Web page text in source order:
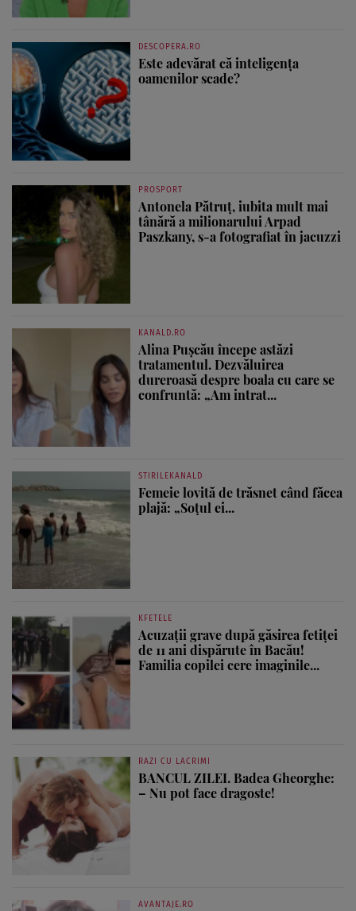
DESCOPERA.RO
Este adevărat că inteligența
oamenilor scade?
PROSPORT
Antonela Pătruț, iubita mult mai
tânără a milionarului Arpad
Paszkany, s-a fotografiat în jacuzzi
KANALD.RO
Alina Pușcău începe astăzi
tratamentul. Dezvăluirea
dureroasă despre boala cu care se
confruntă: „Am intrat...
STIRILEKANALD
Femeie lovită de trăsnet când făcea
plajă: „Soțul ei...
KFETELE
Acuzații grave după găsirea fetiței
de 11 ani dispărute în Bacău!
Familia copilei cere imaginile...
RAZI CU LACRIMI
BANCUL ZILEI. Badea Gheorghe:
– Nu pot face dragoste!
AVANTAJE.RO